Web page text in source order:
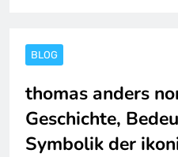
BLOG
thomas anders
Geschichte,
Symbolik der